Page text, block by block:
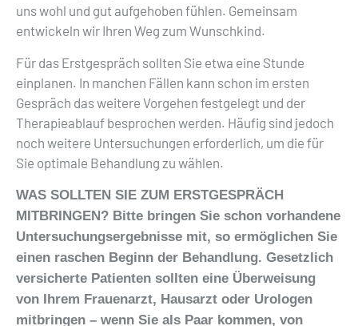
uns wohl und gut aufgehoben fühlen. Gemeinsam
entwickeln wir Ihren Weg zum Wunschkind.
Für das Erstgespräch sollten Sie etwa eine Stunde
einplanen. In manchen Fällen kann schon im ersten
Gespräch das weitere Vorgehen festgelegt und der
Therapieablauf besprochen werden. Häufig sind jedoch
noch weitere Untersuchungen erforderlich, um die für
Sie optimale Behandlung zu wählen.
WAS SOLLTEN SIE ZUM ERSTGESPRÄCH
MITBRINGEN? Bitte bringen Sie schon vorhandene
Untersuchungsergebnisse mit, so ermöglichen Sie
einen raschen Beginn der Behandlung. Gesetzlich
versicherte Patienten sollten eine Überweisung
von Ihrem Frauenarzt, Hausarzt oder Urologen
mitbringen – wenn Sie als Paar kommen, von